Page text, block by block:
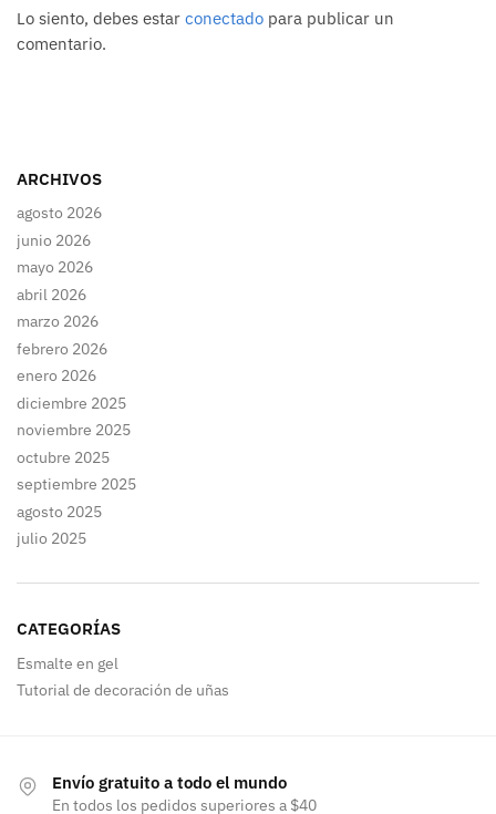
Lo siento, debes estar conectado para publicar un
comentario.
ARCHIVOS
agosto 2026
junio 2026
mayo 2026
abril 2026
marzo 2026
febrero 2026
enero 2026
diciembre 2025
noviembre 2025
octubre 2025
septiembre 2025
agosto 2025
julio 2025
CATEGORÍAS
Esmalte en gel
Tutorial de decoración de uñas
Envío gratuito a todo el mundo
En todos los pedidos superiores a $40